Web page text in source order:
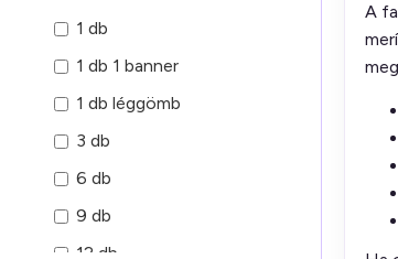
1 db
1 db 1 banner
1 db léggömb
3 db
6 db
9 db
12 db
A